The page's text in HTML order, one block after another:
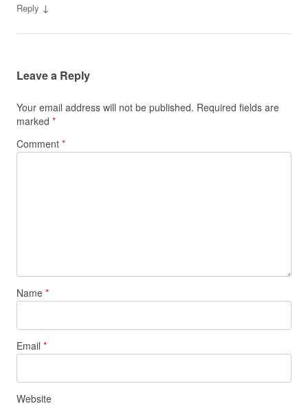
Reply ↓
Leave a Reply
Your email address will not be published. Required fields are
marked *
Comment *
Name *
Email *
Website